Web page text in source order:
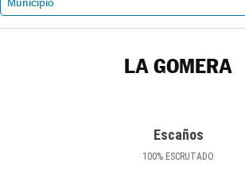
LA GOMERA
Escaños
100% ESCRUTADO